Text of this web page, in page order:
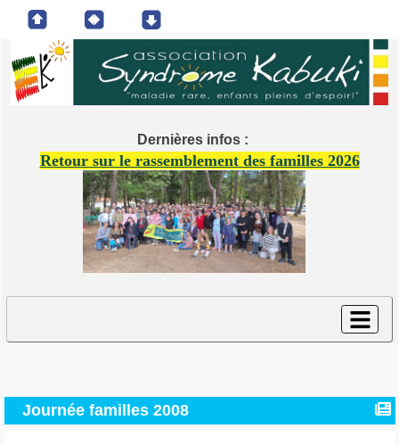
Dernières infos :
Retour sur le rassemblement des familles 2026
Journée familles 2008